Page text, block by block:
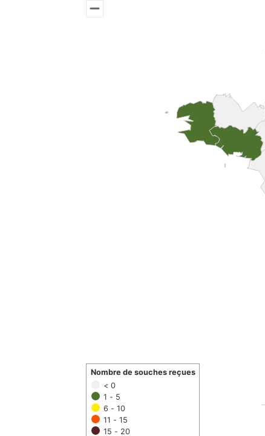
< 0
1 - 5
6 - 10
11 - 15
15 - 20
Nombre de souches reçues